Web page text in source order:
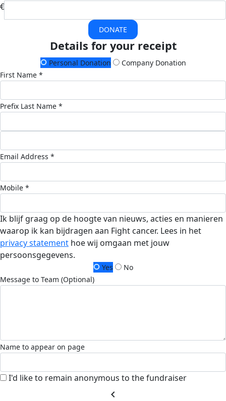
€
DONATE
Details for your receipt
Personal Donation
Company Donation
First Name *
Prefix Last Name *
Email Address *
Mobile *
Ik blijf graag op de hoogte van nieuws, acties en manieren
waarop ik kan bijdragen aan Fight cancer. Lees in het
privacy statement hoe wij omgaan met jouw
persoonsgegevens.
Yes
No
Message to Team (Optional)
Name to appear on page
I'd like to remain anonymous to the fundraiser
chevron_left